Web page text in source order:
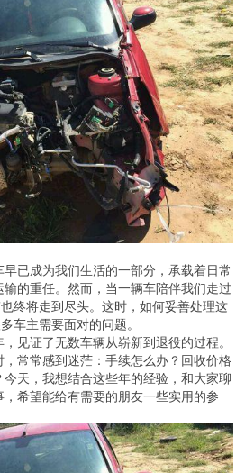
已成为我们生活的一部分，承载着日常
的重任。然而，当一辆车陪伴我们走过
终将走到尽头。这时，如何妥善处理这
车主需要面对的问题。
见证了无数车辆从崭新到退役的过程。
常常感到迷茫：手续怎么办？回收价格
天，我想结合这些年的经验，和大家聊
希望能给有需要的朋友一些实用的参